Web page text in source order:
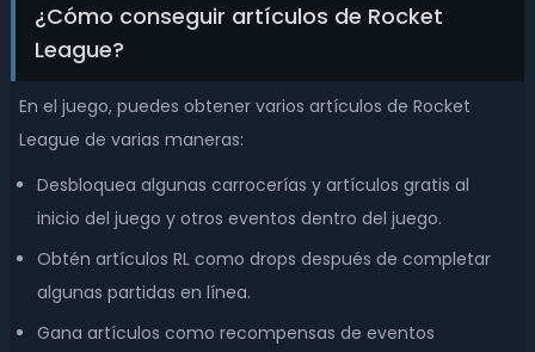
¿Cómo conseguir artículos de Rocket
League?
En el juego, puedes obtener varios artículos de Rocket
League de varias maneras:
Desbloquea algunas carrocerías y artículos gratis al
inicio del juego y otros eventos dentro del juego.
Obtén artículos RL como drops después de completar
algunas partidas en línea.
Gana artículos como recompensas de eventos